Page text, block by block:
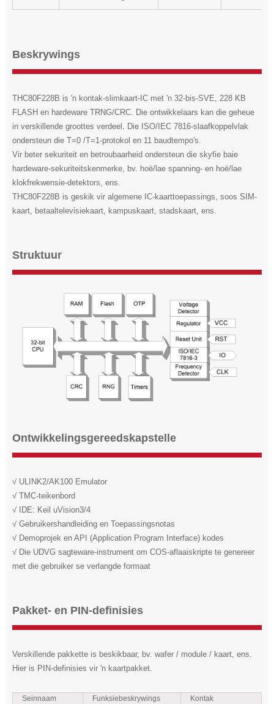
Beskrywings
THC80F228B is 'n kontak-slimkaart-IC met 'n 32-bis-SVE, 228 KB
FLASH en hardeware TRNG/CRC. Die ontwikkelaars kan die geheue
in verskillende groottes verdeel. Die ISO/IEC 7816-slaafkoppelvlak
ondersteun die T=0 /T=1-protokol en 11 baudtempo's.
Vir beter sekuriteit en betroubaarheid ondersteun die skyfie baie
hardeware-sekuriteitskenmerke, bv. hoë/lae spanning- en hoë/lae
klokfrekwensie-detektors, ens.
THC80F228B is geskik vir algemene IC-kaarttoepassings, soos SIM-
kaart, betaaltelevisiekaart, kampuskaart, stadskaart, ens.
Struktuur
Ontwikkelingsgereedskapstelle
√ ULINK2/AK100 Emulator
√ TMC-teikenbord
√ IDE: Keil uVision3/4
√ Gebruikershandleiding en Toepassingsnotas
√ Demoprojek en API (Application Program Interface) kodes
√ Die UDVG sagteware-instrument om COS-aflaaiskripte te genereer
met die gebruiker se verlangde formaat
Pakket- en PIN-definisies
Verskillende pakkette is beskikbaar, bv. wafer / module / kaart, ens.
Hier is PIN-definisies vir 'n kaartpakket.
Seinnaam Funksiebeskrywings
Kontak